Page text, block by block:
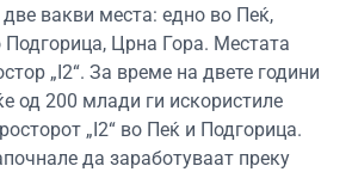
вакви места: едно во Пеќ,
Подгорица, Црна Гора. Местата
„I2“. За време на двете години
од 200 млади ги искористиле
„I2“ во Пеќ и Подгорица.
да заработуваат преку